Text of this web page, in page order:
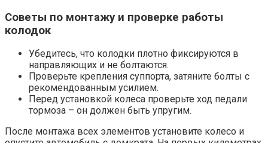
Советы по монтажу и проверке работы
колодок
Убедитесь, что колодки плотно фиксируются в
направляющих и не болтаются.
Проверьте крепления суппорта, затяните болты с
рекомендованным усилием.
Перед установкой колеса проверьте ход педали
тормоза – он должен быть упругим.
После монтажа всех элементов установите колесо и